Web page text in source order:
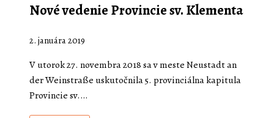
Nové vedenie Provincie sv. Klementa
2. januára 2019
V utorok 27. novembra 2018 sa v meste Neustadt an
der Weinstraße uskutočnila 5. provinciálna kapitula
Provincie sv.…